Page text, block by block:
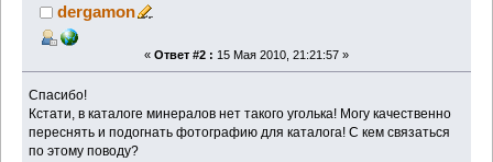
dergamon
« Ответ #2 : 15 Мая 2010, 21:21:57 »
Спасибо!
Кстати, в каталоге минералов нет такого уголька! Могу качественно
переснять и подогнать фотографию для каталога! С кем связаться
по этому поводу?